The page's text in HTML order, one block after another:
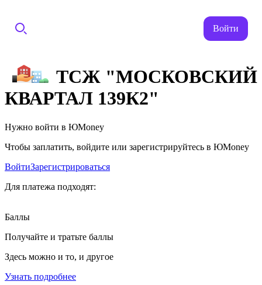
Войти
ТСЖ "МОСКОВСКИЙ
КВАРТАЛ 139К2"
Нужно войти в ЮMoney
Чтобы заплатить, войдите или зарегистрируйтесь в ЮMoney
ВойтиЗарегистрироваться
Для платежа подходят:
Баллы
Получайте и тратьте баллы
Здесь можно и то, и другое
Узнать подробнее